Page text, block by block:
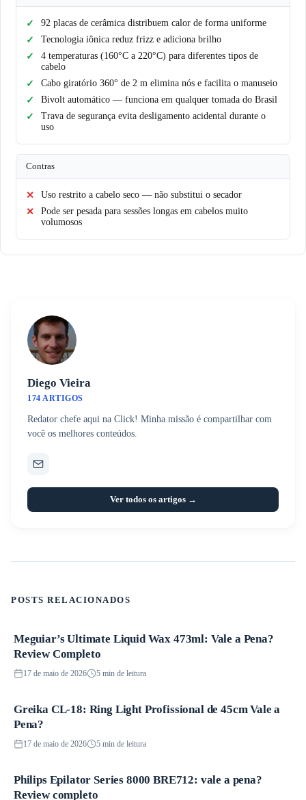
92 placas de cerâmica distribuem calor de forma uniforme
Tecnologia iônica reduz frizz e adiciona brilho
4 temperaturas (160°C a 220°C) para diferentes tipos de
cabelo
Cabo giratório 360° de 2 m elimina nós e facilita o manuseio
Bivolt automático — funciona em qualquer tomada do Brasil
Trava de segurança evita desligamento acidental durante o
uso
Contras
Uso restrito a cabelo seco — não substitui o secador
Pode ser pesada para sessões longas em cabelos muito
volumosos
Diego Vieira
174 ARTIGOS
Redator chefe aqui na Click! Minha missão é compartilhar com
você os melhores conteúdos.
Ver todos os artigos →
POSTS RELACIONADOS
Produtos
Meguiar’s Ultimate Liquid Wax 473ml: Vale a Pena?
Review Completo
17 de maio de 2026 5 min de leitura
Produtos
Greika CL-18: Ring Light Profissional de 45cm Vale a
Pena?
17 de maio de 2026 5 min de leitura
Produtos
Philips Epilator Series 8000 BRE712: vale a pena?
Review completo